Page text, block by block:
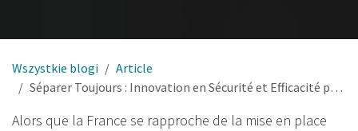
Wszystkie blogi
Article
Séparer Toujours : Innovation en Sécurité et Efficacité pour la Gestion des Matériaux dans la Consigne en France
Alors que la France se rapproche de la mise en place